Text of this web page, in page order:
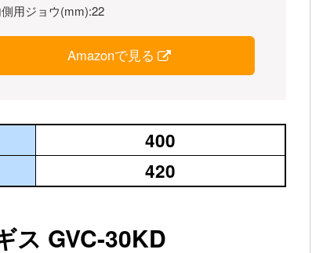
用ジョウ(mm):22
Amazonで見る
400
420
ス GVC-30KD